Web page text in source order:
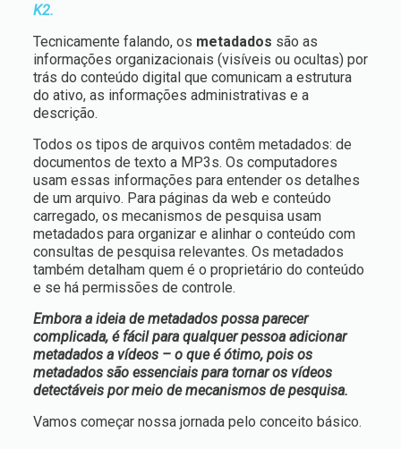
K2.
Tecnicamente falando, os metadados são as
informações organizacionais (visíveis ou ocultas) por
trás do conteúdo digital que comunicam a estrutura
do ativo, as informações administrativas e a
descrição.
Todos os tipos de arquivos contêm metadados: de
documentos de texto a MP3s. Os computadores
usam essas informações para entender os detalhes
de um arquivo. Para páginas da web e conteúdo
carregado, os mecanismos de pesquisa usam
metadados para organizar e alinhar o conteúdo com
consultas de pesquisa relevantes. Os metadados
também detalham quem é o proprietário do conteúdo
e se há permissões de controle.
Embora a ideia de metadados possa parecer
complicada, é fácil para qualquer pessoa adicionar
metadados a vídeos – o que é ótimo, pois os
metadados são essenciais para tornar os vídeos
detectáveis por meio de mecanismos de pesquisa.
Vamos começar nossa jornada pelo conceito básico.